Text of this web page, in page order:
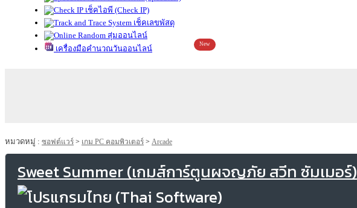
เช็คไอพี (Check IP)
เช็คเลขพัสดุ
สุ่มออนไลน์
เครื่องมือคำนวณวันออนไลน์
New
หมวดหมู่ : ซอฟต์แวร์ > เกม PC คอมพิวเตอร์ > Arcade
Sweet Summer (เกมส์การ์ตูนผจญภัย สวีท ซัมเมอร์)